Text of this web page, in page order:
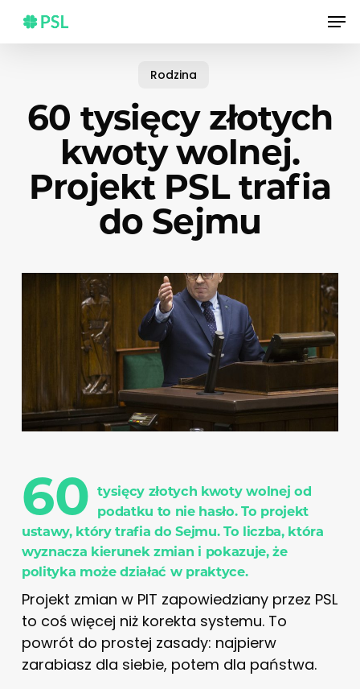
main
Rodzina
60 tysięcy złotych
kwoty wolnej.
Projekt PSL trafia
do Sejmu
60 tysięcy złotych kwoty wolnej od
podatku to nie hasło. To projekt
ustawy, który trafia do Sejmu. To liczba, która
wyznacza kierunek zmian i pokazuje, że
polityka może działać w praktyce.
Projekt zmian w PIT zapowiedziany przez PSL
to coś więcej niż korekta systemu. To
powrót do prostej zasady: najpierw
zarabiasz dla siebie, potem dla państwa.